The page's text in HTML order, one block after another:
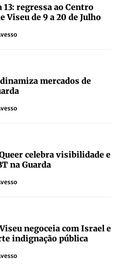
13: regressa ao Centro
Viseu de 9 a 20 de Julho
dinamiza mercados de
celebra visibilidade e
na Guarda
negoceia com Israel e
indignação pública